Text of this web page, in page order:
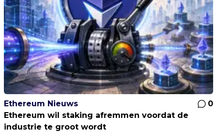
Ethereum Nieuws
0
Ethereum wil staking afremmen voordat de
industrie te groot wordt